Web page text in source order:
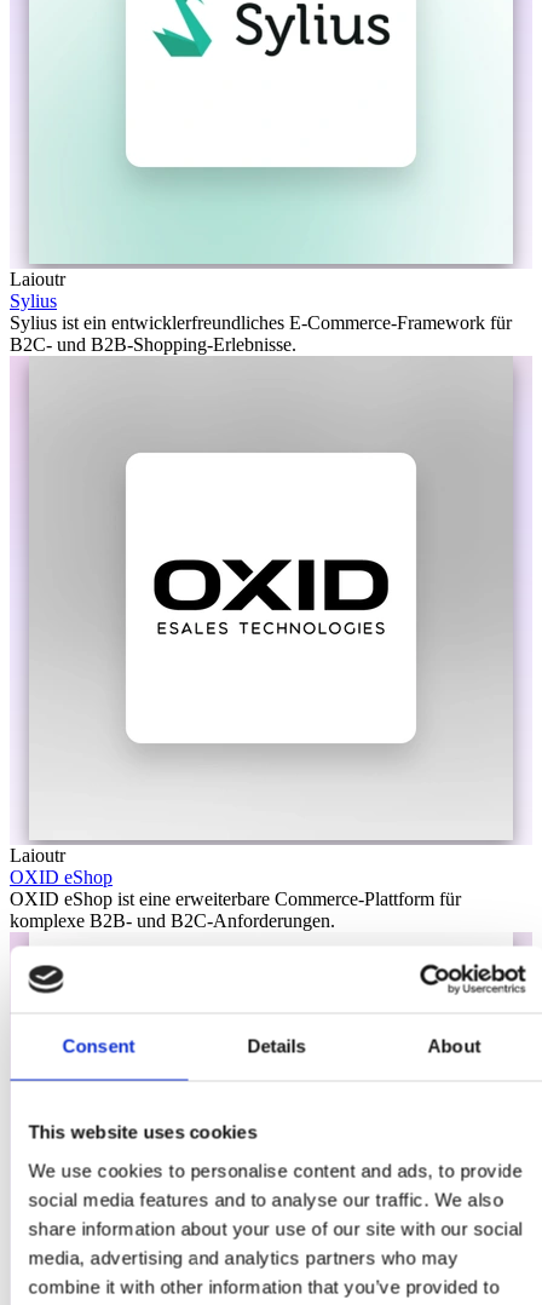
Consent Details About
This website uses cookies
We use cookies to personalise content and ads, to provide
social media features and to analyse our traffic. We also
share information about your use of our site with our social
media, advertising and analytics partners who may
combine it with other information that you’ve provided to
Laioutr
Sylius
Sylius ist ein entwicklerfreundliches E-Commerce-Framework für
B2C- und B2B-Shopping-Erlebnisse.
Laioutr
OXID eShop
OXID eShop ist eine erweiterbare Commerce-Plattform für
komplexe B2B- und B2C-Anforderungen.